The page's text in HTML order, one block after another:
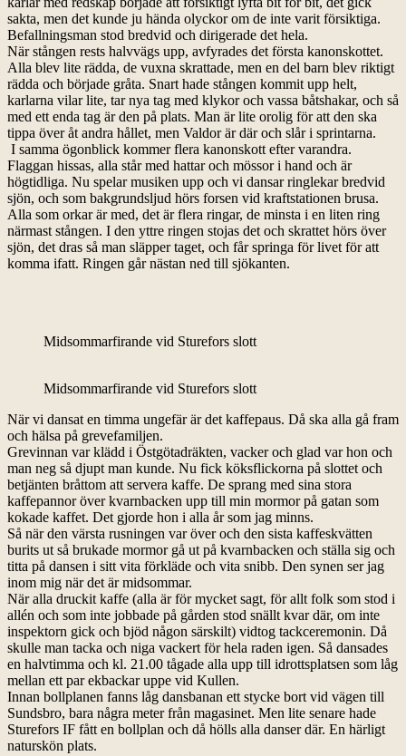
sakta, men det kunde ju hända olyckor om de inte varit försiktiga.
Befallningsman stod bredvid och dirigerade det hela.
När stången rests halvvägs upp, avfyrades det första kanonskottet.
Alla blev lite rädda, de vuxna skrattade, men en del barn blev riktigt
rädda och började gråta. Snart hade stången kommit upp helt,
karlarna vilar lite, tar nya tag med klykor och vassa båtshakar, och så
med ett enda tag är den på plats. Man är lite orolig för att den ska
tippa över åt andra hållet, men Valdor är där och slår i sprintarna.
I samma ögonblick kommer flera kanonskott efter varandra.
Flaggan hissas, alla står med hattar och mössor i hand och är
högtidliga. Nu spelar musiken upp och vi dansar ringlekar bredvid
sjön, och som bakgrundsljud hörs forsen vid kraftstationen brusa.
Alla som orkar är med, det är flera ringar, de minsta i en liten ring
närmast stången. I den yttre ringen stojas det och skrattet hörs över
sjön, det dras så man släpper taget, och får springa för livet för att
komma ifatt. Ringen går nästan ned till sjökanten.
Midsommarfirande vid Sturefors slott
Midsommarfirande vid Sturefors slott
När vi dansat en timma ungefär är det kaffepaus. Då ska alla gå fram
och hälsa på grevefamiljen.
Grevinnan var klädd i Östgötadräkten, vacker och glad var hon och
man neg så djupt man kunde. Nu fick köksflickorna på slottet och
betjänten bråttom att servera kaffe. De sprang med sina stora
kaffepannor över kvarnbacken upp till min mormor på gatan som
kokade kaffet. Det gjorde hon i alla år som jag minns.
Så när den värsta rusningen var över och den sista kaffeskvätten
burits ut så brukade mormor gå ut på kvarnbacken och ställa sig och
titta på dansen i sitt vita förkläde och vita snibb. Den synen ser jag
inom mig när det är midsommar.
När alla druckit kaffe (alla är för mycket sagt, för allt folk som stod i
allén och som inte jobbade på gården stod snällt kvar där, om inte
inspektorn gick och bjöd någon särskilt) vidtog tackceremonin. Då
skulle man tacka och niga vackert för hela raden igen. Så dansades
en halvtimma och kl. 21.00 tågade alla upp till idrottsplatsen som låg
mellan ett par ekbackar uppe vid Kullen.
Innan bollplanen fanns låg dansbanan ett stycke bort vid vägen till
Sundsbro, bara några meter från magasinet. Men lite senare hade
Sturefors IF fått en bollplan och då hölls alla danser där. En härligt
naturskön plats.